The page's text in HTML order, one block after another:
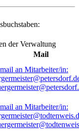
der Verwaltung
Mail